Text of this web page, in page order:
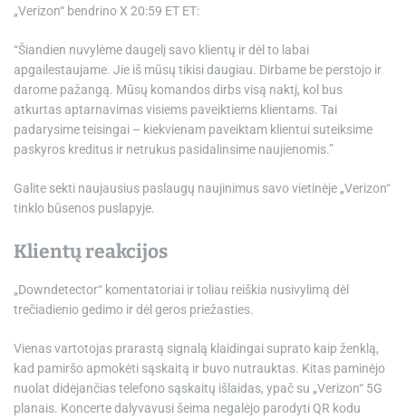
„Verizon“ bendrino X 20:59 ET ET:
“Šiandien nuvylėme daugelį savo klientų ir dėl to labai
apgailestaujame. Jie iš mūsų tikisi daugiau. Dirbame be perstojo ir
darome pažangą. Mūsų komandos dirbs visą naktį, kol bus
atkurtas aptarnavimas visiems paveiktiems klientams. Tai
padarysime teisingai – kiekvienam paveiktam klientui suteiksime
paskyros kreditus ir netrukus pasidalinsime naujienomis.”
Galite sekti naujausius paslaugų naujinimus savo vietinėje „Verizon“
tinklo būsenos puslapyje.
Klientų reakcijos
„Downdetector“ komentatoriai ir toliau reiškia nusivylimą dėl
trečiadienio gedimo ir dėl geros priežasties.
Vienas vartotojas prarastą signalą klaidingai suprato kaip ženklą,
kad pamiršo apmokėti sąskaitą ir buvo nutrauktas. Kitas paminėjo
nuolat didėjančias telefono sąskaitų išlaidas, ypač su „Verizon“ 5G
planais. Koncerte dalyvavusi šeima negalėjo parodyti QR kodu